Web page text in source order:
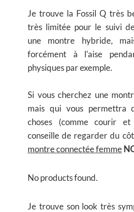
Je trouve la Fossil Q très
très limitée pour le suivi
une montre hybride,
forcément à l'aise
physiques par exemple.
Si vous cherchez une
mais qui vous permettra
choses (comme courir
conseille de regarder du
montre connectée femme
No products found.
Je trouve son look très